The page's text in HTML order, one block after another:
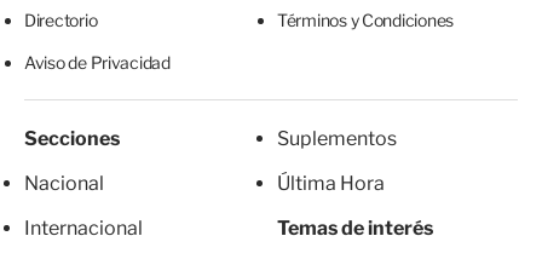
Directorio Términos y Condiciones
Aviso de Privacidad
Secciones
Nacional
Internacional
Suplementos
Última Hora
Temas de interés